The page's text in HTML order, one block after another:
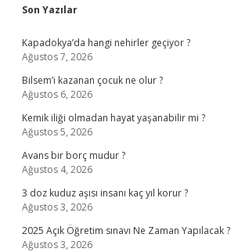
Sidebar
Son Yazılar
Kapadokya’da hangi nehirler geçiyor ?
Ağustos 7, 2026
Bilsem’i kazanan çocuk ne olur ?
Ağustos 6, 2026
Kemik iliği olmadan hayat yaşanabilir mi ?
Ağustos 5, 2026
Avans bir borç mudur ?
Ağustos 4, 2026
3 doz kuduz aşısı insanı kaç yıl korur ?
Ağustos 3, 2026
2025 Açık Öğretim sınavı Ne Zaman Yapılacak ?
Ağustos 3, 2026